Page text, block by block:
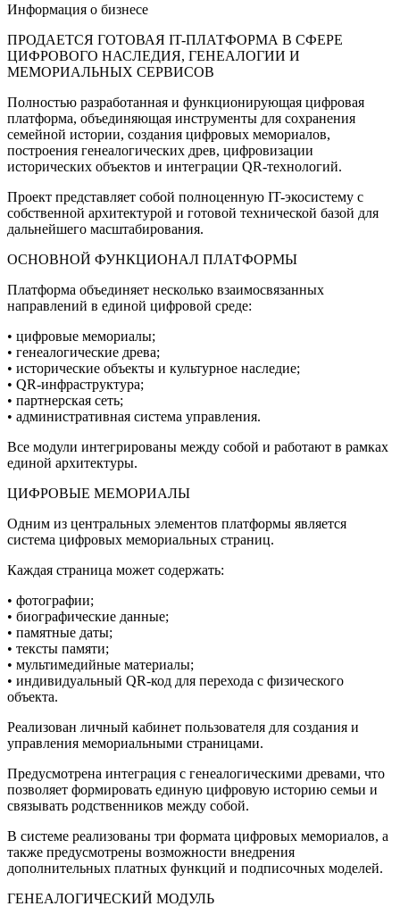
Информация о бизнесе
ПРОДАЕТСЯ ГОТОВАЯ IT-ПЛАТФОРМА В СФЕРЕ
ЦИФРОВОГО НАСЛЕДИЯ, ГЕНЕАЛОГИИ И
МЕМОРИАЛЬНЫХ СЕРВИСОВ
Полностью разработанная и функционирующая цифровая
платформа, объединяющая инструменты для сохранения
семейной истории, создания цифровых мемориалов,
построения генеалогических древ, цифровизации
исторических объектов и интеграции QR-технологий.
Проект представляет собой полноценную IT-экосистему с
собственной архитектурой и готовой технической базой для
дальнейшего масштабирования.
ОСНОВНОЙ ФУНКЦИОНАЛ ПЛАТФОРМЫ
Платформа объединяет несколько взаимосвязанных
направлений в единой цифровой среде:
• цифровые мемориалы;
• генеалогические древа;
• исторические объекты и культурное наследие;
• QR-инфраструктура;
• партнерская сеть;
• административная система управления.
Все модули интегрированы между собой и работают в рамках
единой архитектуры.
ЦИФРОВЫЕ МЕМОРИАЛЫ
Одним из центральных элементов платформы является
система цифровых мемориальных страниц.
Каждая страница может содержать:
• фотографии;
• биографические данные;
• памятные даты;
• тексты памяти;
• мультимедийные материалы;
• индивидуальный QR-код для перехода с физического
объекта.
Реализован личный кабинет пользователя для создания и
управления мемориальными страницами.
Предусмотрена интеграция с генеалогическими древами, что
позволяет формировать единую цифровую историю семьи и
связывать родственников между собой.
В системе реализованы три формата цифровых мемориалов, а
также предусмотрены возможности внедрения
дополнительных платных функций и подписочных моделей.
ГЕНЕАЛОГИЧЕСКИЙ МОДУЛЬ